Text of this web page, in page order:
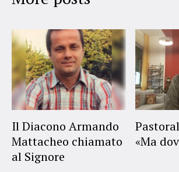
Il Diacono Armando
Mattacheo chiamato
al Signore
«Ma